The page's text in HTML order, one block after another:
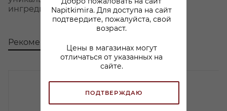
Napitkimira. Для доступа на сайт
подтвердите, пожалуйста, свой
возраст.
Цены в магазинах могут
отличаться от указанных на
сайте.
ПОДТВЕРЖДАЮ
ингредиент вносит свою особую нотку.
Рекомендуем